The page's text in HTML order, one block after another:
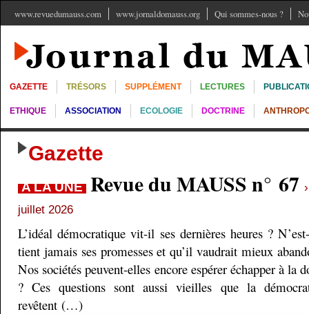
www.revuedumauss.com www.jornaldomauss.org Qui sommes-nous ?
GAZETTE TRÉSORS SUPPLÉMENT LECTURES
ETHIQUE ASSOCIATION ECOLOGIE DOCTRINE
Gazette
A LA UNE Revue du MAUSS n° 67
juillet 2026
L’idéal démocratique vit-il ses dernières heures ?
tient jamais ses promesses et qu’il vaudrait mieux
Nos sociétés peuvent-elles encore espérer échapper à la
? Ces questions sont aussi vieilles que la
revêtent (…)